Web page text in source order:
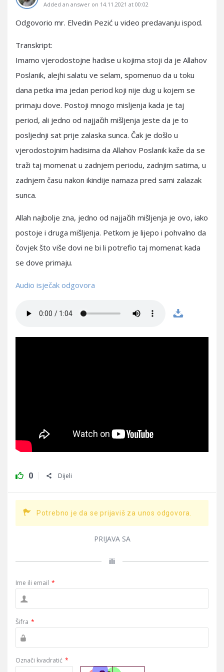
Added an answer on 14.11.2021 at 00:02
Odgovorio mr. Elvedin Pezić u video predavanju ispod.
Transkript:
Imamo vjerodostojne hadise u kojima stoji da je Allahov
Poslanik, alejhi salatu ve selam, spomenuo da u toku
dana petka ima jedan period koji nije dug u kojem se
primaju dove. Postoji mnogo misljenja kada je taj
period, ali jedno od najjačih mišljenja jeste da je to
posljednji sat prije zalaska sunca. Čak je došlo u
vjerodostojnim hadisima da Allahov Poslanik kaže da se
traži taj momenat u zadnjem periodu, zadnjim satima, u
zadnjem času nakon ikindije namaza pred sami zalazak
sunca.
Allah najbolje zna, jedno od najjačih mišljenja je ovo, iako
postoje i druga mišljenja. Petkom je lijepo i pohvalno da
čovjek što više dovi ne bi li potrefio taj momenat kada
se dove primaju.
Audio isječak odgovora
0 Dijeli
Potrebno je da se prijaviš za unos odgovora.
PRIJAVA SA
ili
Ime ili email *
Šifra *
Označi kvadratić *